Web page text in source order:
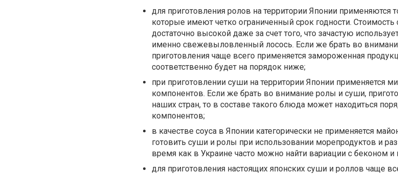
для приготовления ролов на территории Японии применяются
которые имеют четко ограниченный срок годности.
достаточно высокой даже за счет того, что зачастую
именно свежевыловленный лосось. Если же брать во
приготовления чаще всего применяется замороженная
соответственно будет на порядок ниже;
при приготовлении суши на территории Японии применяется
компонентов. Если же брать во внимание ролы и суши,
наших стран, то в составе такого блюда может находиться
компонентов;
в качестве соуса в Японии категорически не применяется
готовить суши и ролы при использовании морепродуктов и
время как в Украине часто можно найти вариации с беконом и
для приготовления настоящих японских суши и роллов чаще